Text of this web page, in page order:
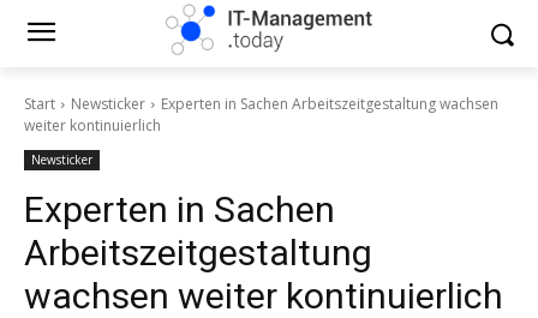
Start Newsticker
Experten in Sachen Arbeitszeitgestaltung wachsen
weiter kontinuierlich
Newsticker
Experten in Sachen
Arbeitszeitgestaltung
wachsen weiter kontinuierlich